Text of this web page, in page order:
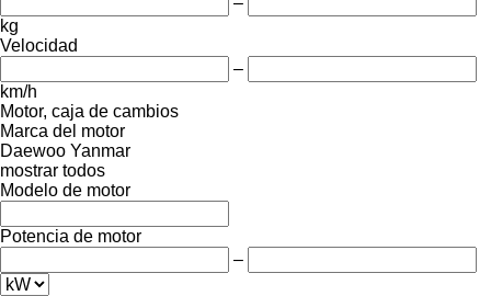
kg
Velocidad
–
km/h
Motor, caja de cambios
Marca del motor
Daewoo Yanmar
mostrar todos
Modelo de motor
Potencia de motor
–